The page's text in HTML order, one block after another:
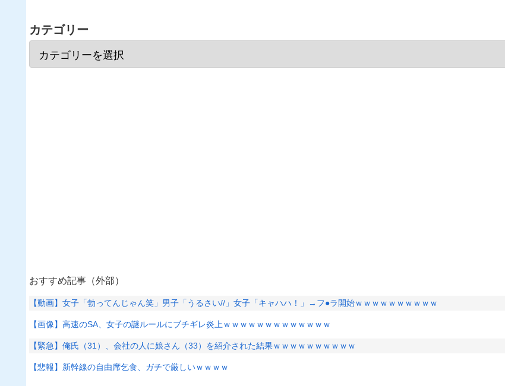
カテゴリー
おすすめ記事（外部）
【動画】女子「勃ってんじゃん笑」男子「うるさい//」女子「キャハハ！」→フ●ラ開始ｗｗｗｗｗｗｗｗｗｗ
【画像】高速のSA、女子の謎ルールにブチギレ炎上ｗｗｗｗｗｗｗｗｗｗｗｗｗ
【緊急】俺氏（31）、会社の人に娘さん（33）を紹介された結果ｗｗｗｗｗｗｗｗｗｗ
【悲報】新幹線の自由席乞食、ガチで厳しいｗｗｗｗ